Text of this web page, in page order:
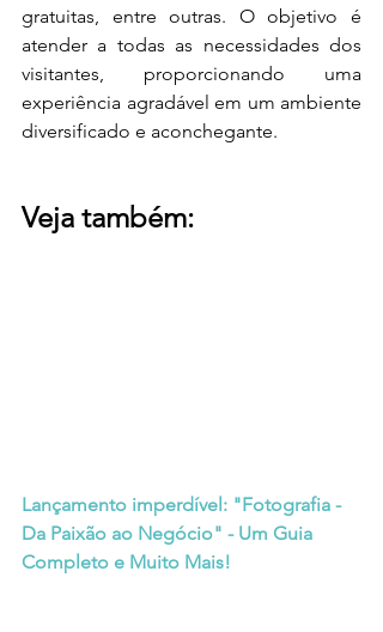
gratuitas, entre outras. O objetivo é
atender a todas as necessidades dos
visitantes, proporcionando uma
experiência agradável em um ambiente
diversificado e aconchegante.
Veja também:
Lançamento imperdível: "Fotografia -
Da Paixão ao Negócio" - Um Guia
Completo e Muito Mais!